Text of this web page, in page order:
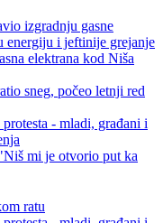
izgradnju gasne
energiju i jeftinije grejanje
elektrana kod Niša
sneg, počeo letnji red
- mladi, građani i
mi je otvorio put ka
ratu